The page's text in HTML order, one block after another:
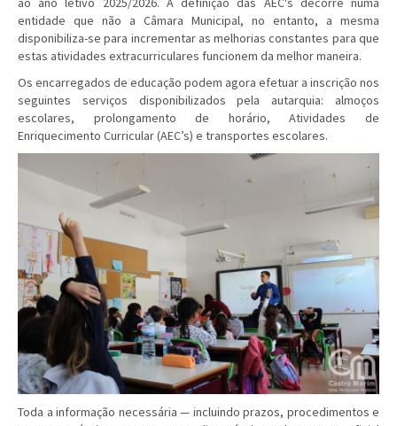
entidade que não a Câmara Municipal, no entanto, a mesma
disponibiliza-se para incrementar as melhorias constantes para que
estas atividades extracurriculares funcionem da melhor maneira.
Os encarregados de educação podem agora efetuar a inscrição nos
seguintes serviços disponibilizados pela autarquia: almoços
escolares, prolongamento de horário, Atividades de
Enriquecimento Curricular (AEC’s) e transportes escolares.
Toda a informação necessária — incluindo prazos, procedimentos e